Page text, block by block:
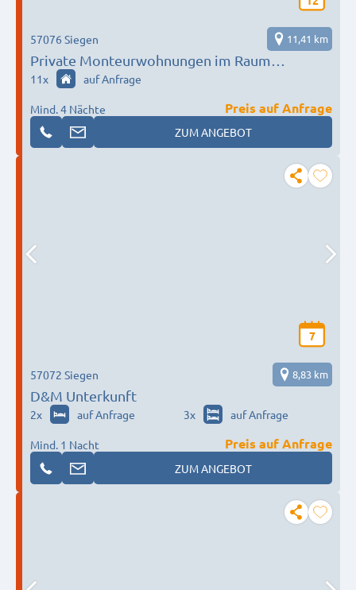
Private Monteurwohnungen im Raum
Siegen/Netphen/Olpe/Burbach/Freudenberg/
57076 Siegen 11,41 km
11x auf Anfrage
Mind. 4 Nächte
Preis auf Anfrage
ZUM ANGEBOT
7
D&M Unterkunft
57072 Siegen 8,83 km
2x auf Anfrage 3x auf Anfrage
Mind. 1 Nacht
Preis auf Anfrage
ZUM ANGEBOT